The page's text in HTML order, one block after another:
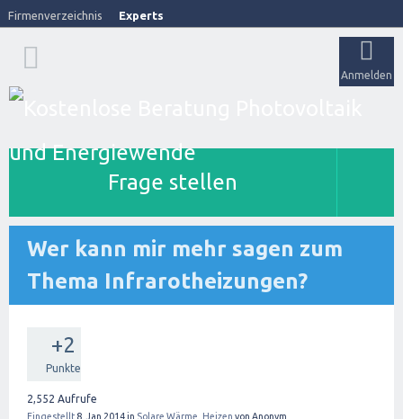
Firmenverzeichnis Experts
Anmelden
Frage stellen
Wer kann mir mehr sagen zum
Thema Infrarotheizungen?
+2
Punkte
2,552 Aufrufe
Eingestellt 8, Jan 2014in Solare Wärme, Heizen von Anonym